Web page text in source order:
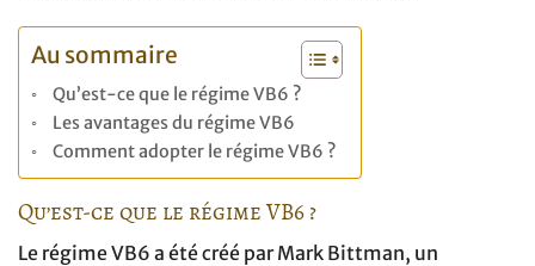
Au sommaire
Qu’est-ce que le régime VB6 ?
Les avantages du régime VB6
Comment adopter le régime VB6 ?
Qu’est-ce que le régime VB6 ?
Le régime VB6 a été créé par Mark Bittman, un